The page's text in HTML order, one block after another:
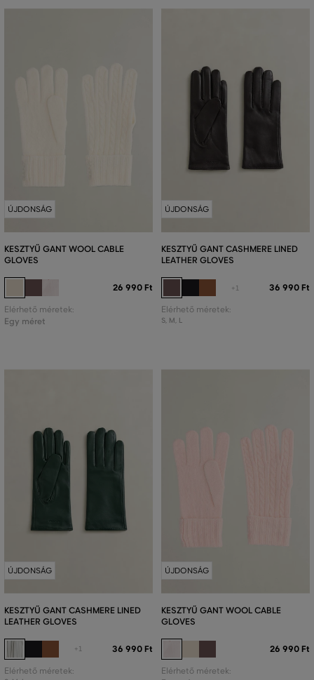
ÚJDONSÁG
KESZTYŰ GANT WOOL CABLE
GLOVES
26 990 Ft
Elérhető méretek:
Egy méret
ÚJDONSÁG
KESZTYŰ GANT CASHMERE LINED
LEATHER GLOVES
+1 36 990 Ft
Elérhető méretek:
S, M, L
ÚJDONSÁG
KESZTYŰ GANT CASHMERE LINED
LEATHER GLOVES
+1 36 990 Ft
Elérhető méretek:
ÚJDONSÁG
KESZTYŰ GANT WOOL CABLE
GLOVES
26 990 Ft
Elérhető méretek: